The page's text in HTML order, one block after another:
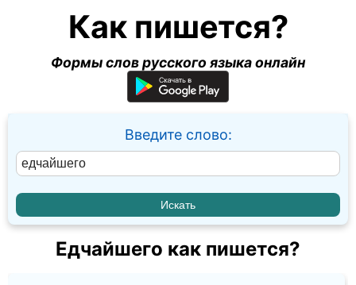
Как пишется?
Формы слов русского языка онлайн
Введите слово:
Едчайшего как пишется?